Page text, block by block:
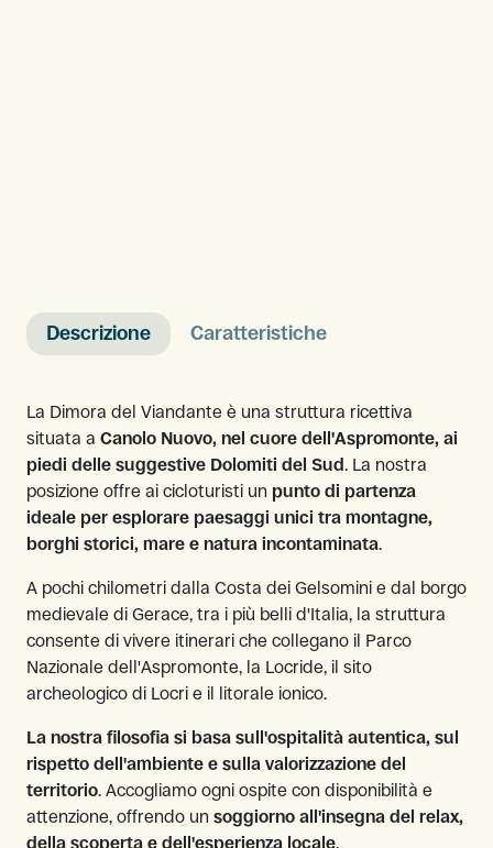
Descrizione Caratteristiche
La Dimora del Viandante è una struttura ricettiva
situata a Canolo Nuovo, nel cuore dell'Aspromonte, ai
piedi delle suggestive Dolomiti del Sud. La nostra
posizione offre ai cicloturisti un punto di partenza
ideale per esplorare paesaggi unici tra montagne,
borghi storici, mare e natura incontaminata.
A pochi chilometri dalla Costa dei Gelsomini e dal borgo
medievale di Gerace, tra i più belli d'Italia, la struttura
consente di vivere itinerari che collegano il Parco
Nazionale dell'Aspromonte, la Locride, il sito
archeologico di Locri e il litorale ionico.
La nostra filosofia si basa sull'ospitalità autentica, sul
rispetto dell'ambiente e sulla valorizzazione del
territorio. Accogliamo ogni ospite con disponibilità e
attenzione, offrendo un soggiorno all'insegna del relax,
della scoperta e dell'esperienza locale.